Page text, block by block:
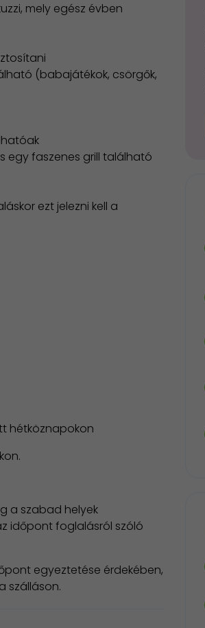
mely egész évben
(babajátékok, csörgők,
egy faszenes grill található
ezt jelezni kell a
hétköznapokon
a szabad helyek
időpont foglalásról szóló
egyeztetése érdekében,
szálláson.